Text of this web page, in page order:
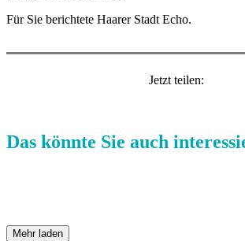
Für Sie berichtete Haarer Stadt Echo.
Jetzt teilen:
Das könnte Sie auch
Mehr laden